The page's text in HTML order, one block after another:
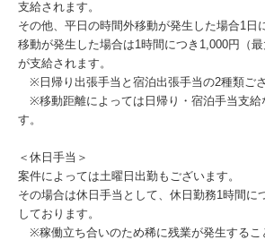
支給されます。
その他、平日の時間外移動が発生した場合1日
移動が発生した場合は1時間につき1,000円（
が支給されます。
※日帰り出張手当と宿泊出張手当の2種類ござ
※移動距離によっては日帰り・宿泊手当支給
す。
＜休日手当＞
案件によっては土曜日出勤もございます。
その場合は休日手当として、休日勤務1時間に
しております。
※稼働立ち合いのため稀に残業が発生するこ